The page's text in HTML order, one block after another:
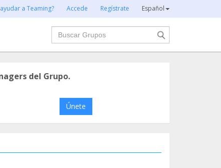
a Teaming? Accede Regístrate Español
Buscar
del Grupo.
Únete